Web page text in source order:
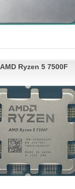
AMD Ryzen 5 7500F